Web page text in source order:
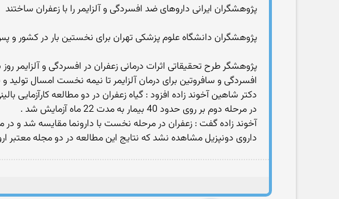
پژوهشگران ایرانی داروهای ضد افسردگی و آلزایمر را با زعفران ساختند
پژوهشگران دانشگاه علوم پزشكی تهران برای نخستین بار در كشور و پس از 10 سال پژوهش بر روی گیاه زعفران، دو دارو برای درمان افسردگی و
پژوهشگر طرح تحقیقاتی اثرات درمانی زعفران در افسردگی و آلزایمر
افسردگی و سافروتین برای درمان آلزایمر تا نیمه نخست امسال تولید
در مرحله دوم بر روی حدود 40 بیمار به مدت 22 ماه آزمایش شد .
آخوند زاده گفت : زعفران در مرحله نخست با دارونما مقایسه شد و در
داروی دونپزیل مشاهده نشد كه نتایج این مطالعه در دو مجله معتبر